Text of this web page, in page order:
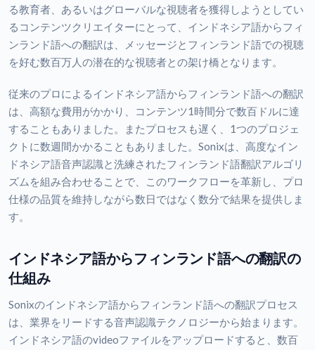
る教育者、あるいはグローバルな視聴者を獲得しようとしてい
るコンテンツクリエイターにとって、インドネシア語からフィ
ンランド語への翻訳は、メッセージとフィンランド語での視聴
を好む数百万人の潜在的な視聴者との架け橋となります。
従来のプロによるインドネシア語からフィンランド語への翻訳
は、高額な費用がかかり、コンテンツ1時間分で数百ドルに達
することもありました。またプロセスも遅く、1つのプロジェ
クトに数週間かかることもありました。Sonixは、高度なイン
ドネシア語音声認識と洗練されたフィンランド語翻訳アルゴリ
ズムを組み合わせることで、このワークフローを革新し、プロ
仕様の品質を維持しながら数日ではなく数分で結果を提供しま
す。
インドネシア語からフィンランド語への翻訳の
仕組み
Sonixのインドネシア語からフィンランド語への翻訳プロセス
は、業界をリードする音声認識テクノロジーから始まります。
インドネシア語のvideoファイルをアップロードすると、数百